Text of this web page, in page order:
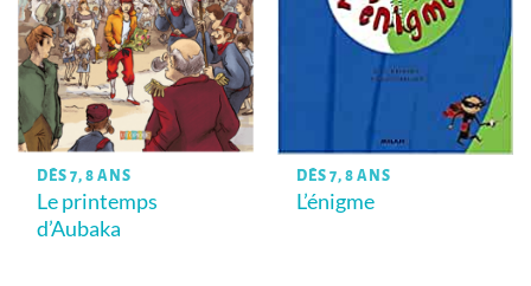
DÈS 7, 8 ANS
Le printemps
d’Aubaka
DÈS 7, 8 ANS
L’énigme